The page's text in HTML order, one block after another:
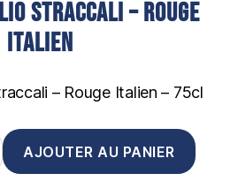
Straccali – Rouge
Italien
– Rouge Italien – 75cl
AJOUTER AU PANIER